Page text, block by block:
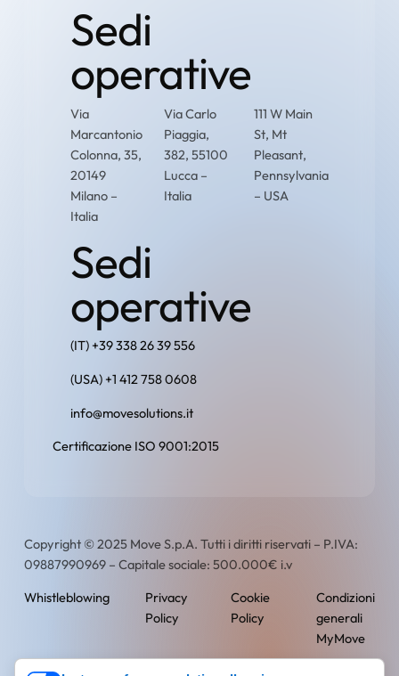
Sedi
operative
Via
Marcantonio
Colonna, 35,
20149
Milano –
Italia
Via Carlo
Piaggia,
382, 55100
Lucca –
Italia
111 W Main
St, Mt
Pleasant,
Pennsylvania
– USA
Sedi
operative
(IT) +39 338 26 39 556
(USA) +1 412 758 0608
info@movesolutions.it
Certificazione ISO 9001:2015
Copyright © 2025 Move S.p.A. Tutti i diritti riservati – P.IVA:
09887990969 – Capitale sociale: 500.000€ i.v
Whistleblowing
Privacy
Policy
Cookie
Policy
Condizioni
generali
MyMove
English
Italian Spanish